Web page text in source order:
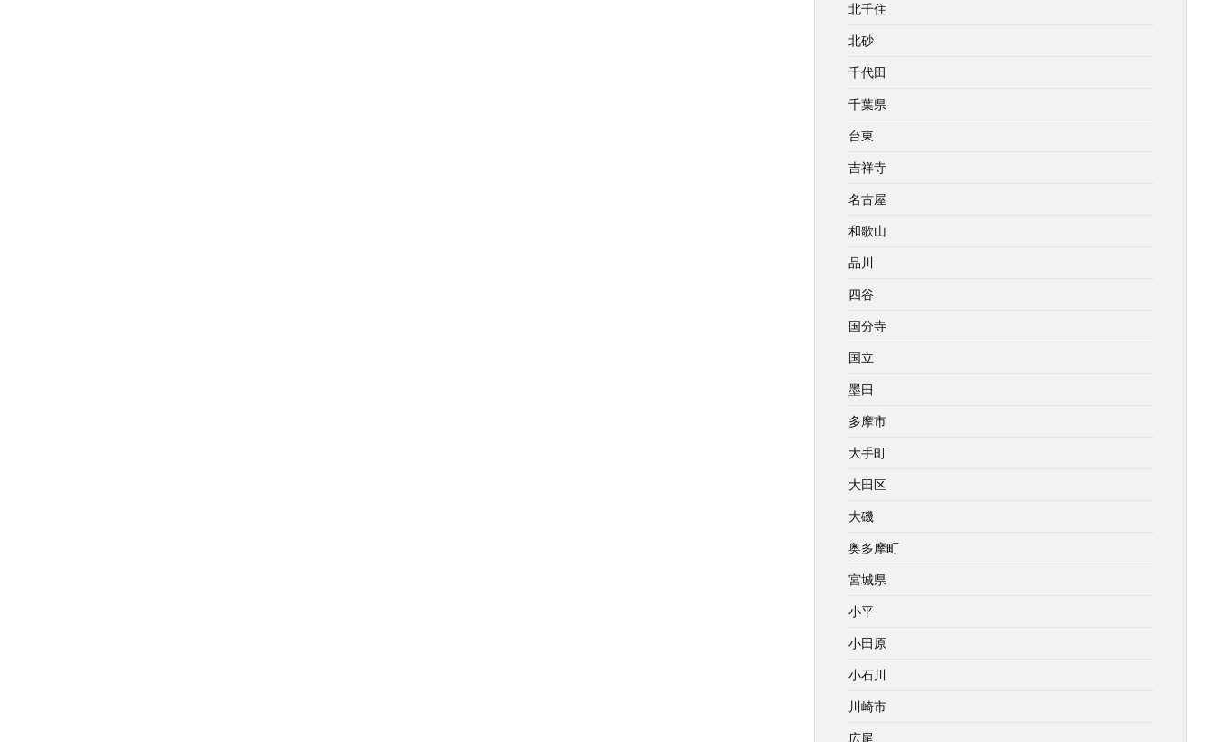
北千住
北砂
千代田
千葉県
台東
吉祥寺
名古屋
和歌山
品川
四谷
国分寺
国立
墨田
多摩市
大手町
大田区
大磯
奥多摩町
宮城県
小平
小田原
小石川
川崎市
広尾